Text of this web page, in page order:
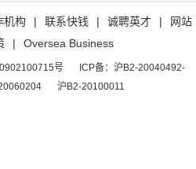
机构 | 联系快钱 | 诚聘英才 |
网站
| Oversea Business
号
ICP备：沪B2-20040492-
沪B2-20100011